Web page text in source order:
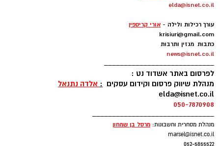
elda@isnet.co.il
עורך רכילות ולילה - אורי קריספין
krisiuri@gmail.com
כתבות מגזין ותרבות
news@isnet.co.il
____________________________
לפרסום באתר אשדוד נט :
מנהלת שיווק פרסום וקידום עסקים : אלדה נתנאל
elda@isnet.co.il
050-7870908
_______________________________
מנהלת מסחרית וחשבונות: מרסל בן שמחון
marsel@isnet.co.il
052-5855522